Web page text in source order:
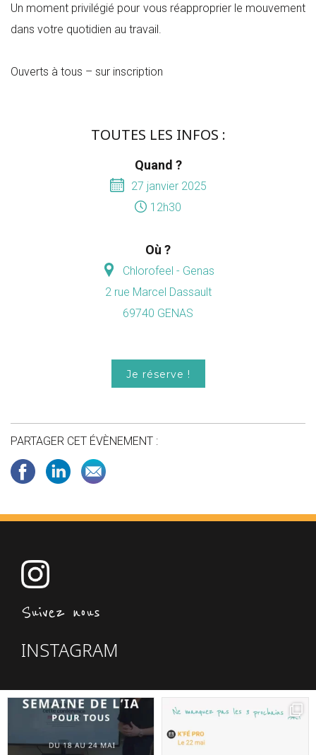
Un moment privilégié pour vous réapproprier le mouvement
dans votre quotidien au travail.
Ouverts à tous – sur inscription
TOUTES LES INFOS :
Quand ?
27 janvier 2025
12h30
Où ?
Chlorofeel - Genas
2 rue Marcel Dassault
69740 GENAS
Je réserve !
PARTAGER CET ÉVÈNEMENT :
Suivez nous
INSTAGRAM